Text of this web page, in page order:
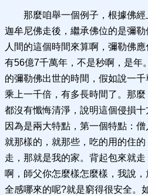
那麼咱舉一個例子，根據佛
迦牟尼佛走後，繼承佛位的是彌
人間的這個時間來算啊，彌勒佛
有56億7千萬年，不是秒啊，是年
的彌勒佛出世的時間，假如說一
乘上一千倍，有多長時間了。那麼
都沒有懺悔清淨，說明這個侵損
因為是兩大特點，第一個特點：
就那樣的，就那些，吃的用的住
走，那就是我的家。背起包來就
啊，師父你怎麼樣怎麼樣，我說
全感哪來的呢?就是窮得很安全。